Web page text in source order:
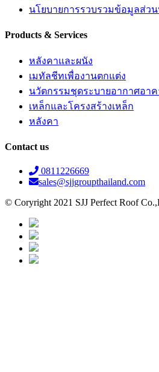
นโยบายการรวบรวมข้อมูลส่ว
Products & Services
หลังคาและผนัง
เมทัลชีทเพื่องานตกแต่ง
นวัตกรรมชุดระบายอากาศอา
เหล็กและโครงสร้างเหล็ก
หลังคา
Contact us
0811226669
sales@sjjgroupthailand.com
© Coryright 2021 SJJ Perfect Roof